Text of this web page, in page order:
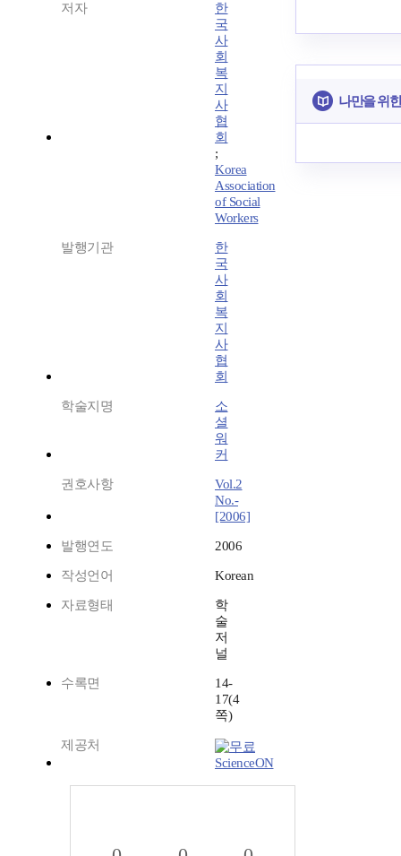
저자
한
국
사
회
복
지
사
협
회
;
Korea
Association
of Social
Workers
발행기관
한
국
사
회
복
지
사
협
회
학술지명
소
셜
워
커
권호사항
Vol.2
No.-
[2006]
발행연도 2006
작성언어 Korean
자료형태
학
술
저
널
수록면
14-
17(4
쪽)
제공처
ScienceON
나만을 위